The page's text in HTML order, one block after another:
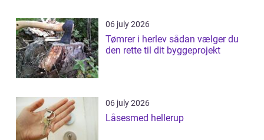
06 july 2026
Tømrer i herlev sådan vælger du
den rette til dit byggeprojekt
06 july 2026
Låsesmed hellerup